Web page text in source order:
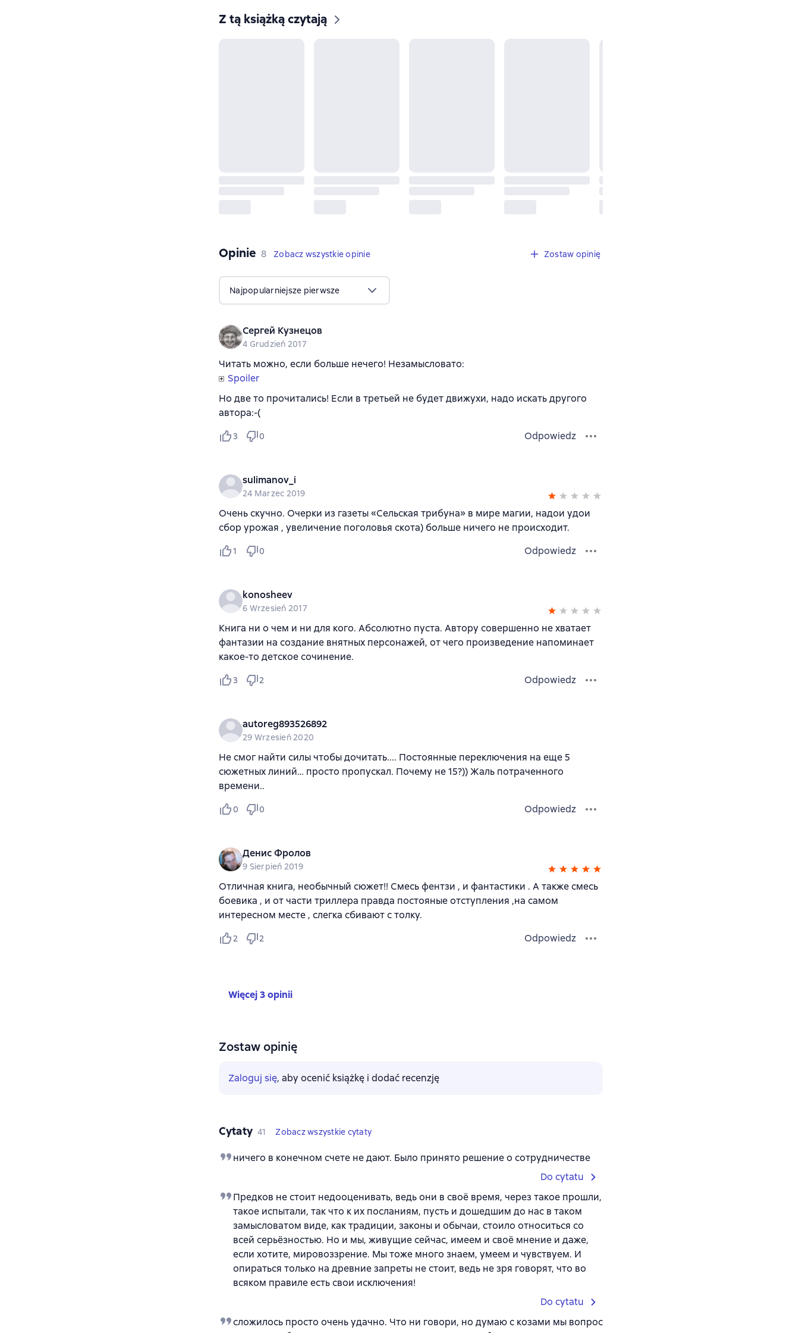
Z tą książką czytają
Opinie 8 opinie
8 Zobacz wszystkie opinie Zostaw opinię
Najpopularniejsze pierwsze
Сергей Кузнецов
4 Grudzień 2017
Читать можно, если больше нечего! Незамысловато:
Spoiler
Но две то прочитались! Если в третьей не будет движухи, надо искать другого
автора:-(
3 0 Odpowiedz
sulimanov_i
24 Marzec 2019
Очень скучно. Очерки из газеты «Сельская трибуна» в мире магии, надои удои
сбор урожая , увеличение поголовья скота) больше ничего не происходит.
1 0 Odpowiedz
konosheev
6 Wrzesień 2017
Книга ни о чем и ни для кого. Абсолютно пуста. Автору совершенно не хватает
фантазии на создание внятных персонажей, от чего произведение напоминает
какое-то детское сочинение.
3 2 Odpowiedz
autoreg893526892
29 Wrzesień 2020
Не смог найти силы чтобы дочитать.... Постоянные переключения на еще 5
сюжетных линий… просто пропускал. Почему не 15?)) Жаль потраченного
времени..
0 0 Odpowiedz
Денис Фролов
9 Sierpień 2019
Отличная книга, необычный сюжет!! Смесь фентзи , и фантастики . А также смесь
боевика , и от части триллера правда постояные отступления ,на самом
интересном месте , слегка сбивают с толку.
2 2 Odpowiedz
Więcej 3 opinii
Zostaw opinię
Zaloguj się, aby ocenić książkę i dodać recenzję
Cytaty 41 Zobacz wszystkie cytaty
ничего в конечном счете не дают. Было принято решение о сотрудничестве
Do cytatu
Предков не стоит недооценивать, ведь они в своё время, через такое прошли,
такое испытали, так что к их посланиям, пусть и дошедшим до нас в таком
замысловатом виде, как традиции, законы и обычаи, стоило относиться со
всей серьёзностью. Но и мы, живущие сейчас, имеем и своё мнение и даже,
если хотите, мировоззрение. Мы тоже много знаем, умеем и чувствуем. И
опираться только на древние запреты не стоит, ведь не зря говорят, что во
всяком правиле есть свои исключения!
Do cytatu
сложилось просто очень удачно. Что ни говори, но думаю с козами мы вопрос